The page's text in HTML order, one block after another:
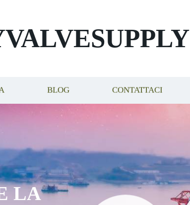
BLOG CONTATTACI
LA